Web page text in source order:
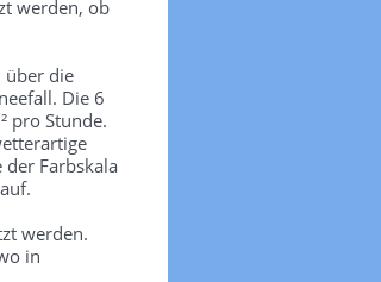
werden, ob
über die
Die 6
pro Stunde.
Farbskala
werden.
in